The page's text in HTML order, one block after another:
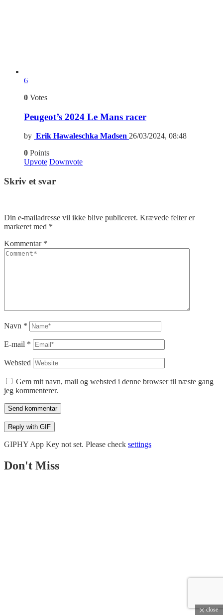
6
0 Votes
Peugeot’s 2024 Le Mans racer
by Erik Hawaleschka Madsen 26/03/2024, 08:48
0 Points
Upvote Downvote
Skriv et svar
Din e-mailadresse vil ikke blive publiceret. Krævede felter er
markeret med *
Kommentar *
Navn *
E-mail *
Websted
Gem mit navn, mail og websted i denne browser til næste gang
jeg kommenterer.
Send kommentar
Reply with GIF
GIPHY App Key not set. Please check settings
Don't Miss
close